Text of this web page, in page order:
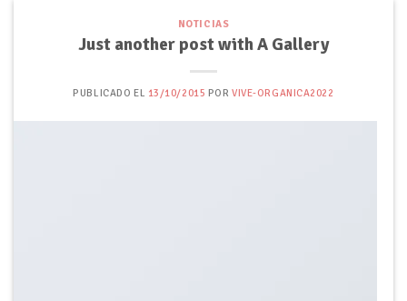
NOTICIAS
Just another post with A Gallery
PUBLICADO EL 13/10/2015 PORVIVE-ORGANICA2022